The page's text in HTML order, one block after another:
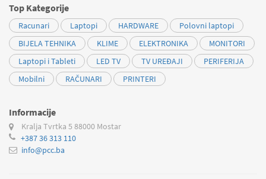
Top Kategorije
Racunari Laptopi HARDWARE
Polovni laptopi
BIJELA TEHNIKA
KLIME ELEKTRONIKA
MONITORI
Laptopi i Tableti
LED TV TV UREĐAJI
PERIFERIJA
Mobilni
RAČUNARI PRINTERI
Informacije
Kralja Tvrtka 5 88000 Mostar
+387 36 313 110
info@pcc.ba